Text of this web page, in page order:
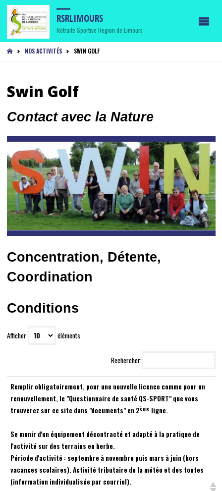
RSRLIMOURS
Retraite Sportive Region de Limours
HOMENOS ACTIVITÉS SWIN GOLF
Swin Golf
Contact avec la Nature
Concentration, Détente,
Coordination
Conditions
Afficher éléments
Rechercher:
Remplir obligatoirement, pour une nouvelle licence comme pour un
renouvellement, le "Questionnaire de santé QS-SPORT" que vous
trouverez sur ce site dans "documents" en 2ème ligne.
Se munir d'un équipement décontracté et adapté à la pratique de
l'activité sur des terrains en herbe.
Période d'activité : septembre à novembre puis mars à juin (hors
vacances scolaires). Activité tributaire de la météo et des tontes
(information individualisée par courriel).